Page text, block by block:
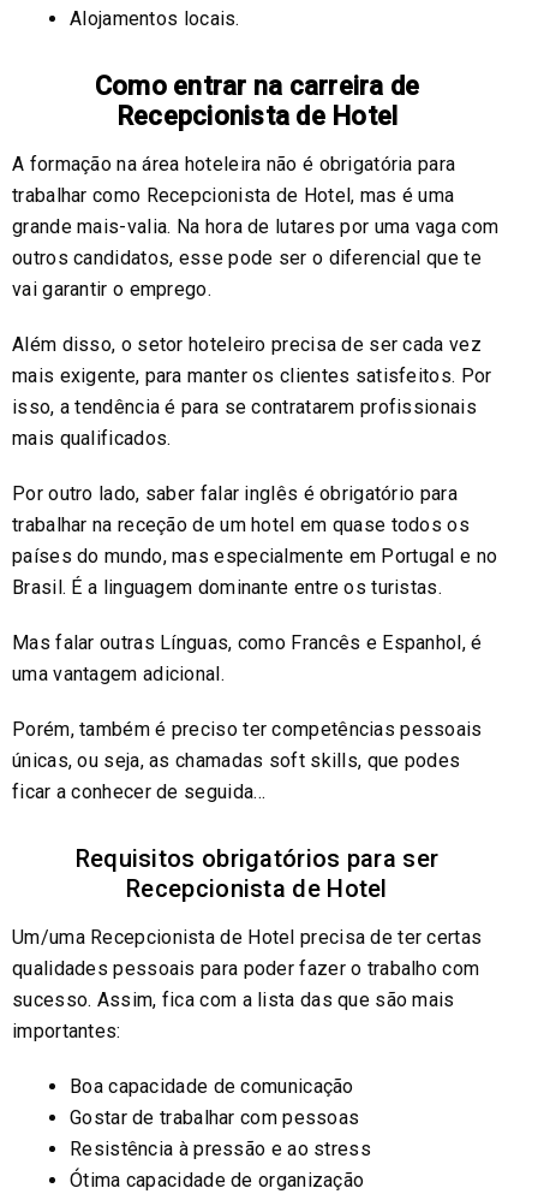
Alojamentos locais.
Como entrar na carreira de
Recepcionista de Hotel
A formação na área hoteleira não é obrigatória para
trabalhar como Recepcionista de Hotel, mas é uma
grande mais-valia. Na hora de lutares por uma vaga com
outros candidatos, esse pode ser o diferencial que te
vai garantir o emprego.
Além disso, o setor hoteleiro precisa de ser cada vez
mais exigente, para manter os clientes satisfeitos. Por
isso, a tendência é para se contratarem profissionais
mais qualificados.
Por outro lado, saber falar inglês é obrigatório para
trabalhar na receção de um hotel em quase todos os
países do mundo, mas especialmente em Portugal e no
Brasil. É a linguagem dominante entre os turistas.
Mas falar outras Línguas, como Francês e Espanhol, é
uma vantagem adicional.
Porém, também é preciso ter competências pessoais
únicas, ou seja, as chamadas soft skills, que podes
ficar a conhecer de seguida…
Requisitos obrigatórios para ser
Recepcionista de Hotel
Um/uma Recepcionista de Hotel precisa de ter certas
qualidades pessoais para poder fazer o trabalho com
sucesso. Assim, fica com a lista das que são mais
importantes:
Boa capacidade de comunicação
Gostar de trabalhar com pessoas
Resistência à pressão e ao stress
Ótima capacidade de organização